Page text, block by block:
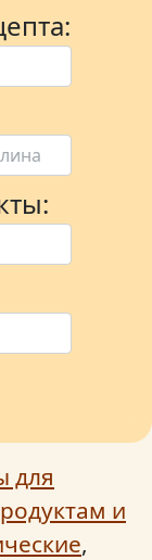
для
и
,